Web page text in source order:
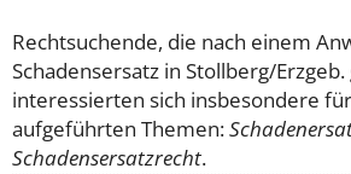
Rechtsuchende, die nach einem
Schadensersatz in Stollberg/
interessierten sich insbesondere
aufgeführten Themen:
Schadensersatzrecht.